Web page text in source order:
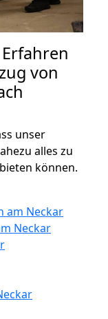
von
unser
alles zu
können.
am Neckar
Neckar